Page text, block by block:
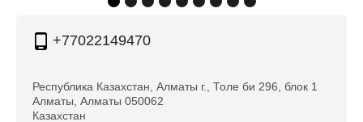
+77022149470
Республика Казахстан, Алматы г., Толе би 296, блок 1
Алматы, Алматы 050062
Казахстан